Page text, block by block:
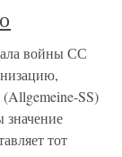
войны СС
SS)
тот